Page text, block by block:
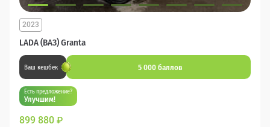
LADA (ВАЗ) Granta
2023
Ваш кешбек 5 000 баллов
Есть предложение?
Улучшим!
899 880 ₽